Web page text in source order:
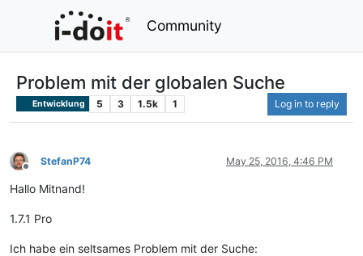
Community
Problem mit der globalen Suche
Entwicklung 5 3 1.5k 1 Log in to reply
Offline
StefanP74 May 25, 2016, 4:46 PM
Hallo Mitnand!
1.7.1 Pro
Ich habe ein seltsames Problem mit der Suche: